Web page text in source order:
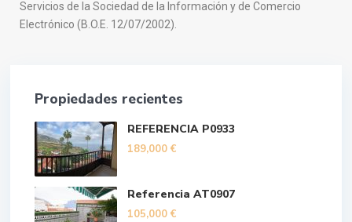
Servicios de la Sociedad de la Información y de Comercio
Electrónico (B.O.E. 12/07/2002).
Propiedades recientes
REFERENCIA P0933
189,000 €
Referencia AT0907
105,000 €